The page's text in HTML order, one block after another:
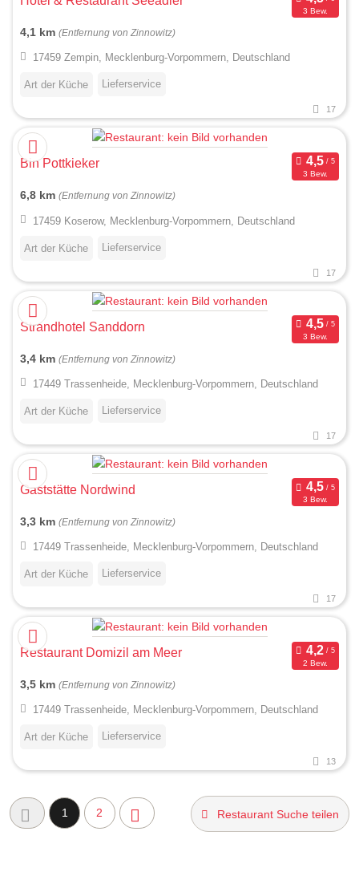
3 Bew.
4,1 km (Entfernung von Zinnowitz)
17459 Zempin, Mecklenburg-Vorpommern, Deutschland
Art der Küche Lieferservice
17
Bin Pottkieker
3 Bew.
6,8 km (Entfernung von Zinnowitz)
17459 Koserow, Mecklenburg-Vorpommern, Deutschland
Art der Küche Lieferservice
17
Strandhotel Sanddorn
3 Bew.
3,4 km (Entfernung von Zinnowitz)
17449 Trassenheide, Mecklenburg-Vorpommern, Deutschland
Art der Küche Lieferservice
17
Gaststätte Nordwind
3 Bew.
3,3 km (Entfernung von Zinnowitz)
17449 Trassenheide, Mecklenburg-Vorpommern, Deutschland
Art der Küche Lieferservice
17
Restaurant Domizil am Meer
2 Bew.
3,5 km (Entfernung von Zinnowitz)
17449 Trassenheide, Mecklenburg-Vorpommern, Deutschland
Art der Küche Lieferservice
13
1 2 Restaurant Suche teilen